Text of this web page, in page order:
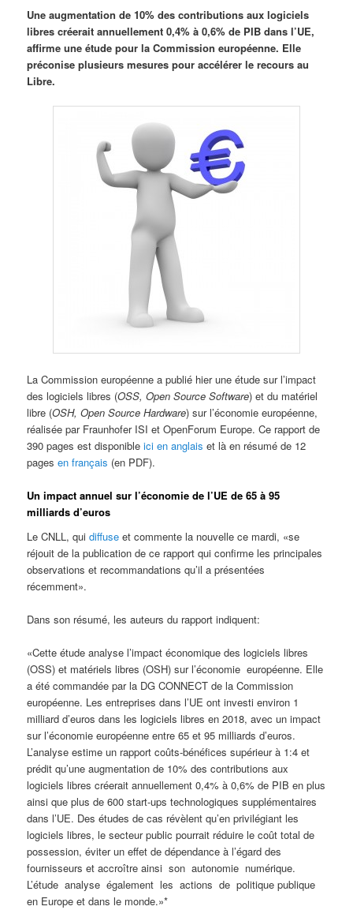
Une augmentation de 10% des contributions aux logiciels
libres créerait annuellement 0,4% à 0,6% de PIB dans l’UE,
affirme une étude pour la Commission européenne. Elle
préconise plusieurs mesures pour accélérer le recours au
Libre.
La Commission européenne a publié hier une étude sur l’impact
des logiciels libres (OSS, Open Source Software) et du matériel
libre (OSH, Open Source Hardware) sur l’économie européenne,
réalisée par Fraunhofer ISI et OpenForum Europe. Ce rapport de
390 pages est disponibleici en anglais et là en résumé de 12
pagesen français (en PDF).
Un impact annuel sur l’économie de l’UE de 65 à 95
milliards d’euros
Le CNLL, quidiffuse et commente la nouvelle ce mardi, «se
réjouit de la publication de ce rapport qui confirme les principales
observations et recommandations qu’il a présentées
récemment».
Dans son résumé, les auteurs du rapport indiquent:
«Cette étude analyse l’impact économique des logiciels libres
(OSS) et matériels libres (OSH) sur l’économie européenne. Elle
a été commandée par la DG CONNECT de la Commission
européenne. Les entreprises dans l’UE ont investi environ 1
milliard d’euros dans les logiciels libres en 2018, avec un impact
sur l’économie européenne entre 65 et 95 milliards d’euros.
L’analyse estime un rapport coûts-bénéfices supérieur à 1:4 et
prédit qu’une augmentation de 10% des contributions aux
logiciels libres créerait annuellement 0,4% à 0,6% de PIB en plus
ainsi que plus de 600 start-ups technologiques supplémentaires
dans l’UE. Des études de cas révèlent qu’en privilégiant les
logiciels libres, le secteur public pourrait réduire le coût total de
possession, éviter un effet de dépendance à l’égard des
fournisseurs et accroître ainsi son autonomie numérique.
L’étude analyse également les actions de politique publique
en Europe et dans le monde.»*